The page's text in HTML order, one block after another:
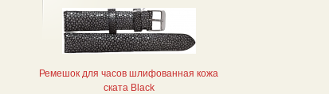
Ремешок для часов шлифованная кожа
ската Black